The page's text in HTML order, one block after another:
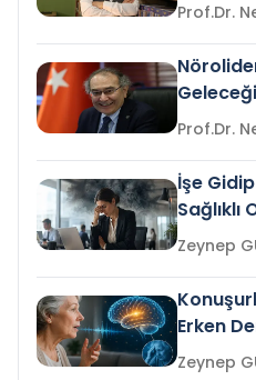
İşe
Sağlıklı
Gelir mi?
Erken
mi?